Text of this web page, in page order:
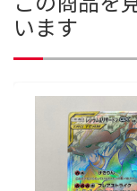
います